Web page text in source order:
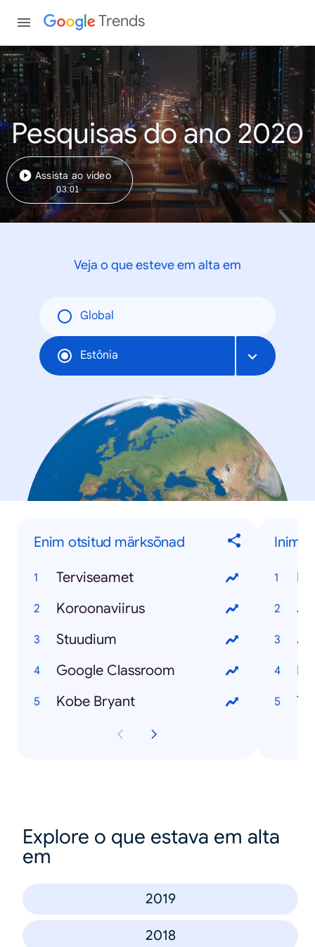
Trends
Pesquisas do ano 2020
Assista ao vídeo
03:01
Veja o que esteve em alta em
Global
Estônia
Enim otsitud märksõnad
Terviseamet
Koroonaviirus
Stuudium
Google Classroom
Kobe Bryant
Explore o que estava em alta
em
2019
2018